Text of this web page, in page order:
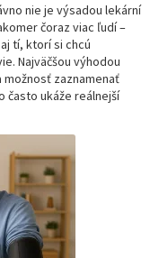
nie je výsadou lekární
čoraz viac ľudí –
tí, ktorí si chcú
Najväčšou výhodou
zaznamenať
často ukáže reálnejší